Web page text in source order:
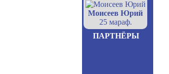
Моисеев Юрий
25 мараф.
ПАРТНЁРЫ